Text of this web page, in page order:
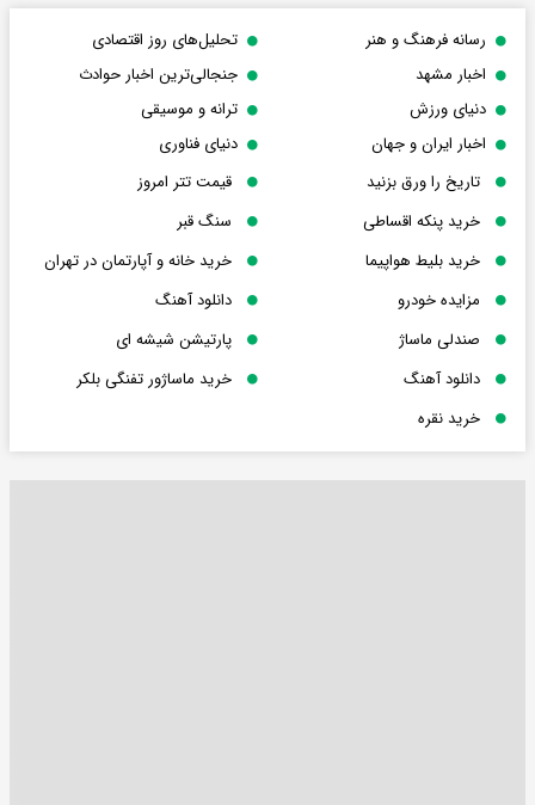
رسانه فرهنگ و هنر
تحلیل‌های روز اقتصادی
اخبار مشهد
جنجالی‌ترین اخبار حوادث
دنیای ورزش
ترانه و موسیقی
اخبار ایران و جهان
دنیای فناوری
تاریخ را ورق بزنید
قیمت تتر امروز
خرید پنکه اقساطی
سنگ قبر
خرید بلیط هواپیما
خرید خانه و آپارتمان در تهران
مزایده خودرو
دانلود آهنگ
صندلی ماساژ
پارتیشن شیشه ای
دانلود آهنگ
خرید ماساژور تفنگی بلکر
خرید نقره